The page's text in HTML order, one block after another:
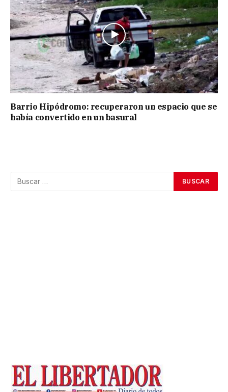
Barrio Hipódromo: recuperaron un espacio que se
había convertido en un basural